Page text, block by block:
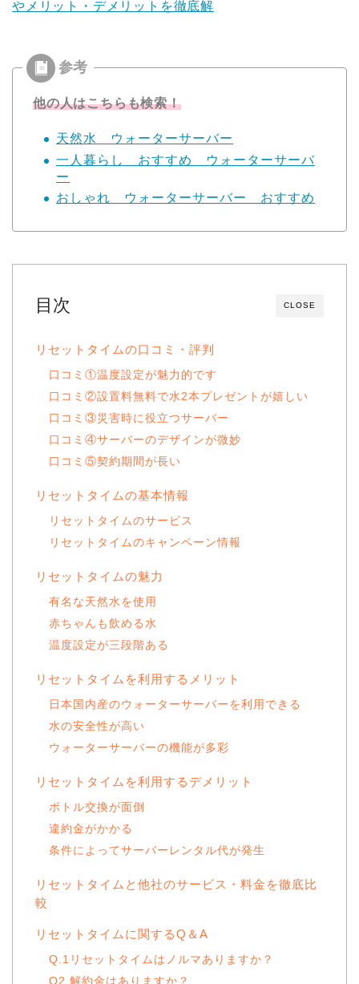
やメリット・デメリットを徹底解
他の人はこちらも検索！
天然水 ウォーターサーバー
一人暮らし おすすめ ウォーターサーバ
ー
おしゃれ ウォーターサーバー おすすめ
CLOSE
目次
リセットタイムの口コミ・評判
口コミ①温度設定が魅力的です
口コミ②設置料無料で水2本プレゼントが嬉しい
口コミ③災害時に役立つサーバー
口コミ④サーバーのデザインが微妙
口コミ⑤契約期間が長い
リセットタイムの基本情報
リセットタイムのサービス
リセットタイムのキャンペーン情報
リセットタイムの魅力
有名な天然水を使用
赤ちゃんも飲める水
温度設定が三段階ある
リセットタイムを利用するメリット
日本国内産のウォーターサーバーを利用できる
水の安全性が高い
ウォーターサーバーの機能が多彩
リセットタイムを利用するデメリット
ボトル交換が面倒
違約金がかかる
条件によってサーバーレンタル代が発生
リセットタイムと他社のサービス・料金を徹底比
較
リセットタイムに関するQ＆A
Q.1リセットタイムはノルマありますか？
Q2.解約金はありますか？